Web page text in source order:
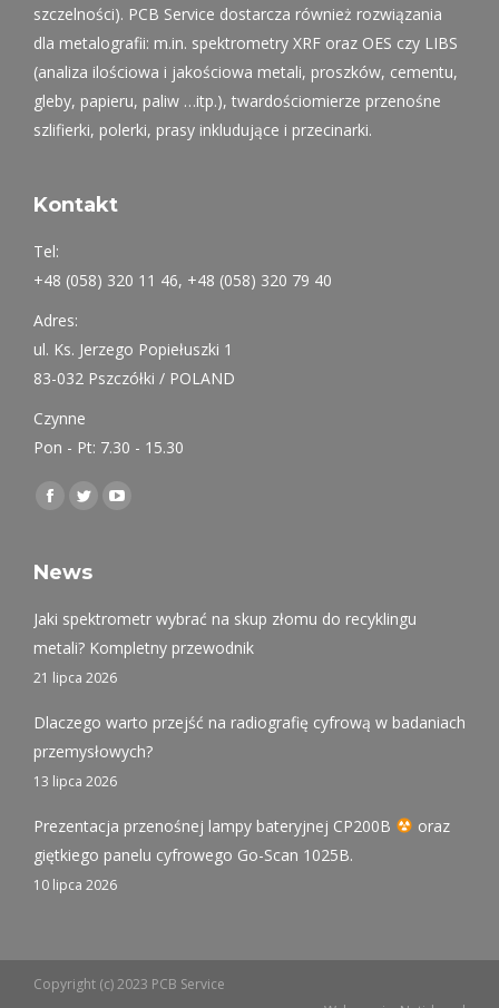
szczelności). PCB Service dostarcza również rozwiązania
dla metalografii: m.in. spektrometry XRF oraz OES czy LIBS
(analiza ilościowa i jakościowa metali, proszków, cementu,
gleby, papieru, paliw …itp.), twardościomierze przenośne
szlifierki, polerki, prasy inkludujące i przecinarki.
Kontakt
Tel:
+48 (058) 320 11 46, +48 (058) 320 79 40
Adres:
ul. Ks. Jerzego Popiełuszki 1
83-032 Pszczółki / POLAND
Czynne
Pon - Pt: 7.30 - 15.30
Find us on:
Facebook
opens
new
window
Twitter
opens
new
window
YouTube
new
window
News
Jaki spektrometr wybrać na skup złomu do recyklingu
metali? Kompletny przewodnik
21 lipca 2026
Dlaczego warto przejść na radiografię cyfrową w badaniach
przemysłowych?
13 lipca 2026
Prezentacja przenośnej lampy bateryjnej CP200B
oraz
giętkiego panelu cyfrowego Go-Scan 1025B.
10 lipca 2026
Copyright (c) 2023 PCB Service